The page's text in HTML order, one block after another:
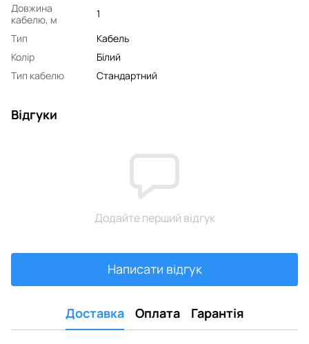
Довжина
кабелю, м
1
Тип
Кабель
Колір
Білий
Тип кабелю
Стандартний
Відгуки
Додайте перший відгук
Написати відгук
Доставка Оплата Гарантія